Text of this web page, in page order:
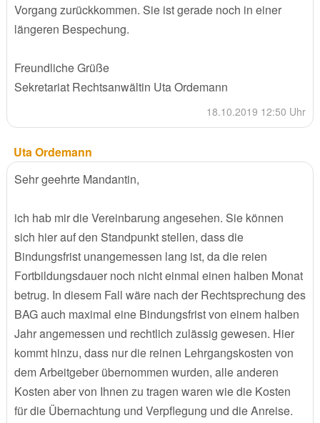
Vorgang zurückkommen. Sie ist gerade noch in einer
längeren Bespechung.
Freundliche Grüße
Sekretariat Rechtsanwältin Uta Ordemann
18.10.2019 12:50 Uhr
Uta Ordemann
Sehr geehrte Mandantin,
ich hab mir die Vereinbarung angesehen. Sie können
sich hier auf den Standpunkt stellen, dass die
Bindungsfrist unangemessen lang ist, da die reien
Fortbildungsdauer noch nicht einmal einen halben Monat
betrug. In diesem Fall wäre nach der Rechtsprechung des
BAG auch maximal eine Bindungsfrist von einem halben
Jahr angemessen und rechtlich zulässig gewesen. Hier
kommt hinzu, dass nur die reinen Lehrgangskosten von
dem Arbeitgeber übernommen wurden, alle anderen
Kosten aber von Ihnen zu tragen waren wie die Kosten
für die Übernachtung und Verpflegung und die Anreise.